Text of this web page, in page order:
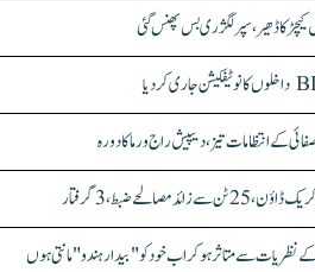
کا ڈھیر، سپر لگژری بس پھنس گئی
کے انتظامات تیز، دیپیش راج ورما کا دورہ
ضبط، 3 گرفتار
نظریات سے متاثر ہو کر اب خود کو "بیدار ہندو" مانتی ہوں